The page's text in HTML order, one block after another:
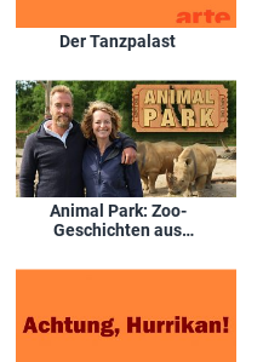
Der Tanzpalast
Animal Park: Zoo-
Geschichten aus